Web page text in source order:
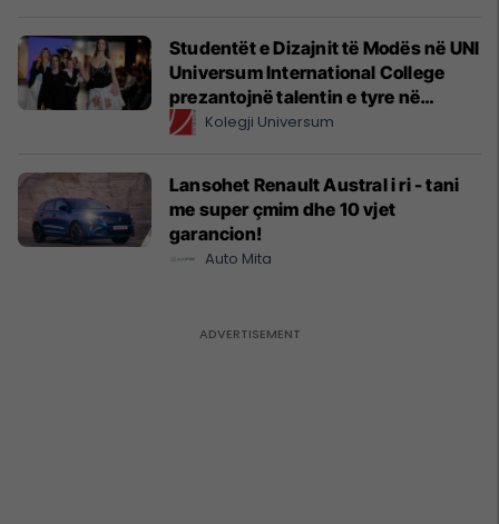
Studentët e Dizajnit të Modës në UNI
Universum International College
prezantojnë talentin e tyre në
Prishtina Fashion Night
Kolegji Universum
Lansohet Renault Austral i ri - tani
me super çmim dhe 10 vjet
garancion!
Auto Mita